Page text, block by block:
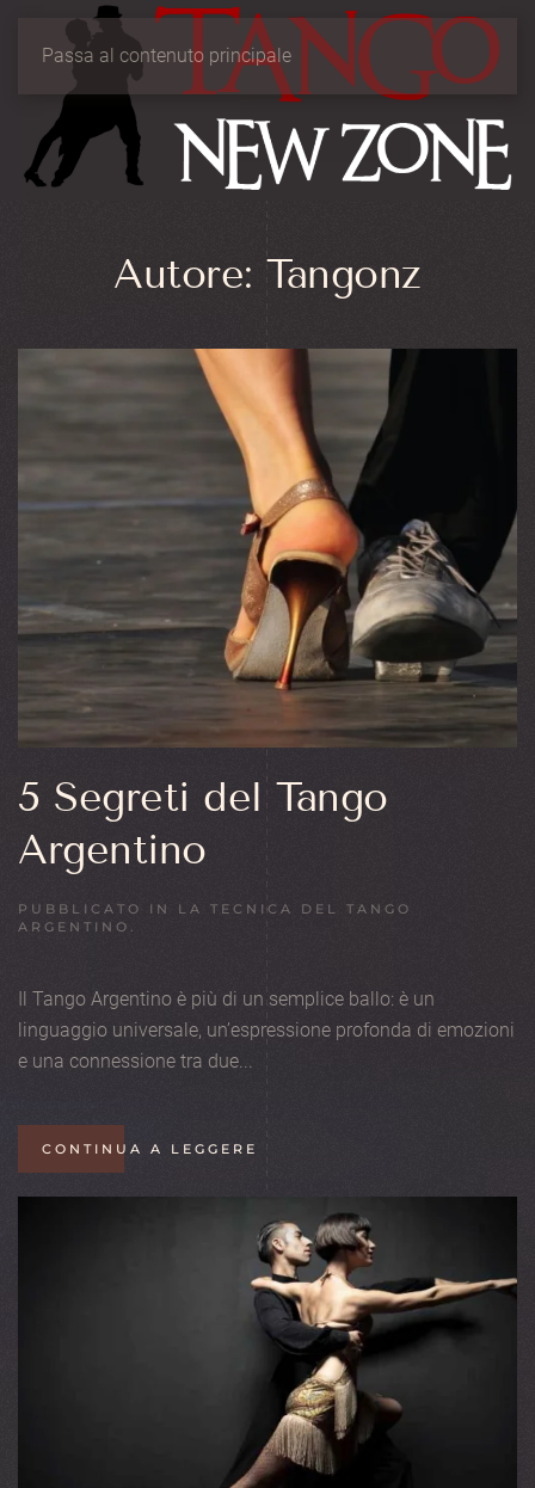
Passa al contenuto principale
Autore:Tangonz
5 Segreti del Tango
Argentino
PUBBLICATO IN LA TECNICA DEL TANGO
ARGENTINO .
Il Tango Argentino è più di un semplice ballo: è un
linguaggio universale, un’espressione profonda di emozioni
e una connessione tra due...
CONTINUA A LEGGERE